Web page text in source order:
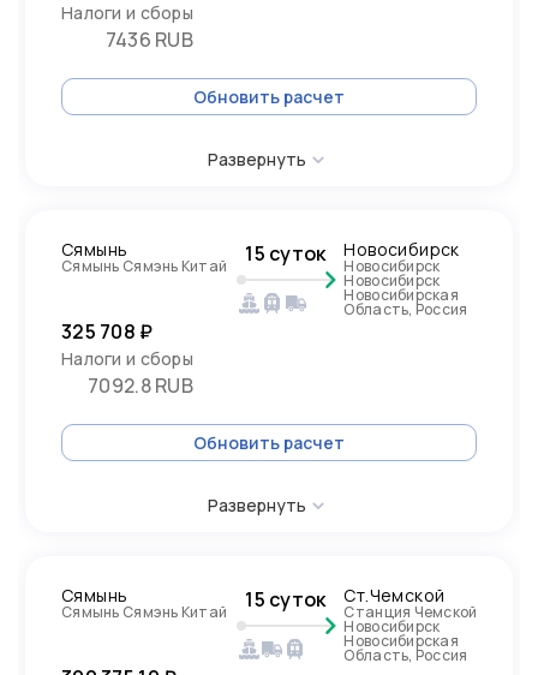
Налоги и сборы
7436 RUB
Обновить расчет
Развернуть
Сямынь
Сямынь Сямэнь Китай 15 суток Новосибирск
Новосибирск
Новосибирск
Новосибирская
Область, Россия
325 708 ₽
Налоги и сборы
7092.8 RUB
Обновить расчет
Развернуть
Сямынь
Сямынь Сямэнь Китай 15 суток Ст.Чемской
Станция Чемской
Новосибирск
Новосибирская
Область, Россия